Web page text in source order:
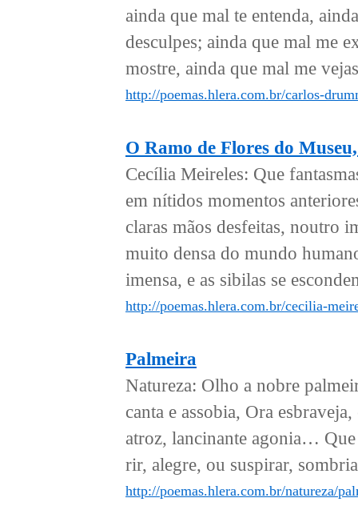
ainda que mal te entenda,
desculpes; ainda que mal me
mostre, ainda que mal me
http://poemas.hlera.com.br/carlos-
O Ramo de Flores do
Cecília Meireles: Que
em nítidos momentos
claras mãos desfeitas, noutro
muito densa do mundo
imensa, e as sibilas se
http://poemas.hlera.com.br/cecilia-
Palmeira
Natureza: Olho a nobre
canta e assobia, Ora
atroz, lancinante agonia… Que
rir, alegre, ou suspirar,
http://poemas.hlera.com.br/natureza/